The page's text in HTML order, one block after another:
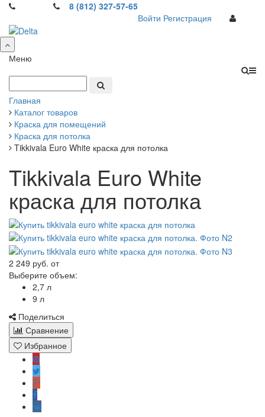
8 (812) 327-57-65
Войти Регистрация
Меню
Главная
Каталог товаров
Краска для помещений
Краска для потолка
Tikkivala Euro White краска для потолка
Tikkivala Euro White
краска для потолка
2 249 руб. от
Выберите объем:
2,7 л
9 л
Поделиться
Сравнение
Избранное